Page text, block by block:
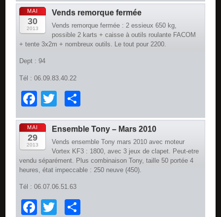
MAI
30
2013
Vends remorque fermée
Vends remorque fermée : 2 essieux 650 kg,
possible 2 karts + caisse à outils roulante FACOM
+ tente 3x2m + nombreux outils. Le tout pour 2200.
Dept : 94
Tél : 06.09.83.40.22
Facebook
Twitter
MAI
29
2013
Ensemble Tony – Mars 2010
Vends ensemble Tony mars 2010 avec moteur
Vortex KF3 : 1800, avec 3 jeux de clapet. Peut-etre
vendu séparément. Plus combinaison Tony, taille 50 portée 4
heures, état impeccable : 250 neuve (450).
Tél : 06.07.06.51.63
Facebook
Twitter